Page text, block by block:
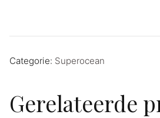
Categorie: Superocean
Gerelateerde